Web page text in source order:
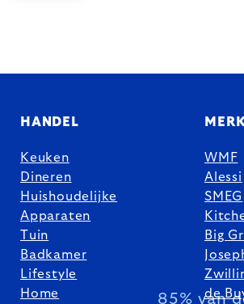
85% van
HANDEL
Keuken
Dineren
Huishoudelijke
Apparaten
Tuin
Badkamer
Lifestyle
Home
WMF
Alessi
SMEG
Big
de